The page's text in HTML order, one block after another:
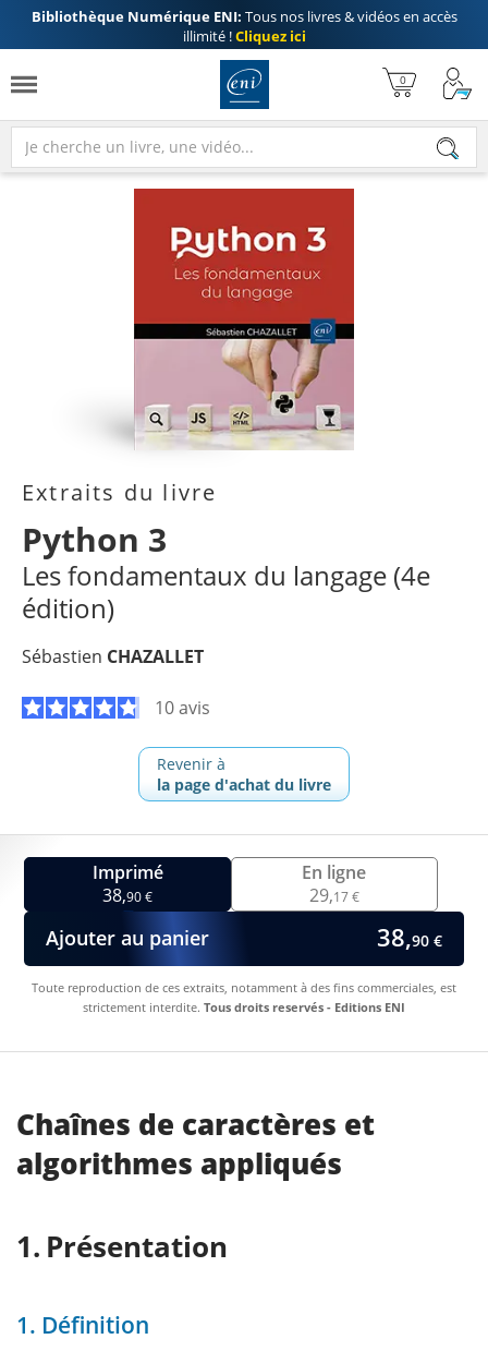
Bibliothèque Numérique ENI: Tous nos livres & vidéos en accès
illimité !Cliquez ici
Extraits du livre
Python 3
Les fondamentaux du langage (4e
édition)
Sébastien CHAZALLET
10 avis
Revenir à
la page d'achat du livre
Imprimé
38,90 €
En ligne
29,17 €
Ajouter au panier 38,90 €
Toute reproduction de ces extraits, notamment à des fins commerciales, est
strictement interdite. Tous droits reservés - Editions ENI
Chaînes de caractères et
algorithmes appliqués
Présentation
1. Définition